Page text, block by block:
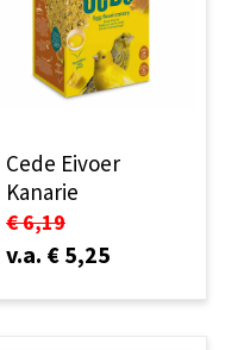
Cede Eivoer
Kanarie
€ 6,19
v.a. € 5,25